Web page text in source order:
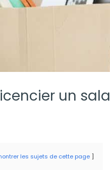
un
les sujets de cette page